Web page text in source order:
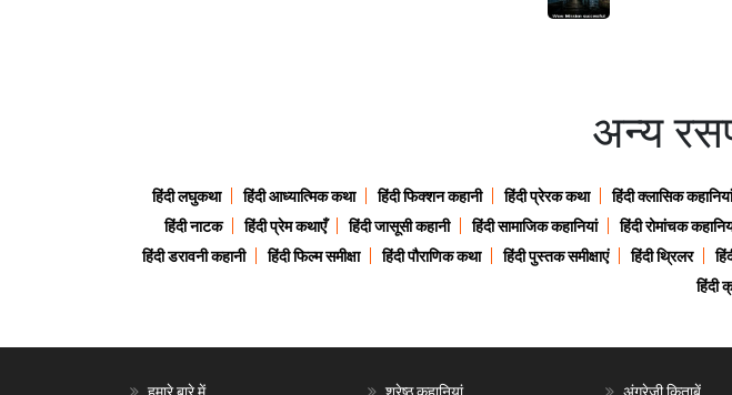
अन्य
हिंदी लघुकथा हिंदी आध्यात्मिक कथा हिंदी फिक्शन कहानी हिंदी प्रेरक कथा हिंदी क्लासिक कहानियां
हिंदी नाटक
हिंदी प्रेम कथाएँ हिंदी जासूसी कहानी हिंदी सामाजिक कहानियां हिंदी रोमांचक
हिंदी डरावनी कहानी
हिंदी फिल्म समीक्षा हिंदी पौराणिक कथा हिंदी पुस्तक समीक्षाएं हिंदी थ्रिलर
हिंदी